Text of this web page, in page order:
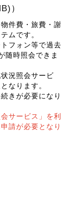
）
件費・旅費・謝
ムです。
フォン等で過去
随時照会できま
況照会サービ
なります。
きが必要になり
サービス」を利
請が必要となり